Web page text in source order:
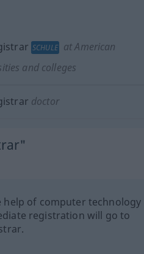
SCHULE at American
and colleges
doctor
help of computer technology
registration will go to